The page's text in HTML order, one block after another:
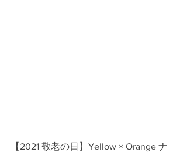
【2021 敬老の日】Yellow × Orange ナ